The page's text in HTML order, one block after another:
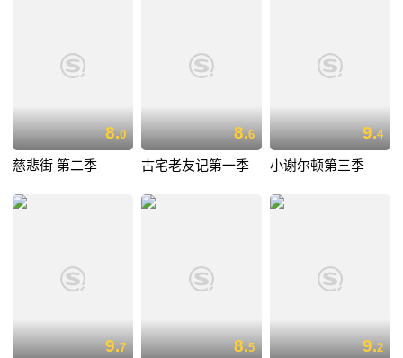
8.0
慈悲街 第二季
8.6
古宅老友记第一季
9.4
小谢尔顿第三季
9.7 8.5 9.2